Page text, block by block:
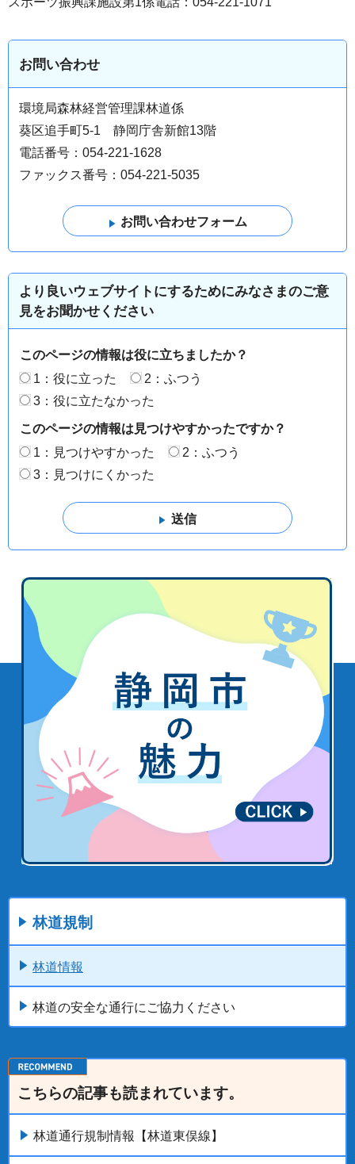
お問い合わせ
環境局森林経営管理課林道係
葵区追手町5-1 静岡庁舎新館13階
電話番号：054-221-1628
ファックス番号：054-221-5035
より良いウェブサイトにするためにみなさまのご意
見をお聞かせください
このページの情報は役に立ちましたか？
1：役に立った
2：ふつう
3：役に立たなかった
このページの情報は見つけやすかったですか？
1：見つけやすかった
2：ふつう
3：見つけにくかった
林道規制
林道情報
林道の安全な通行にご協力ください
こちらの記事も読まれています。
林道通行規制情報【林道東俣線】